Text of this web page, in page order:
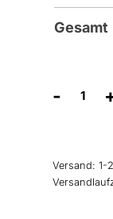
Gesamt
-
Menge
Versand: 1-